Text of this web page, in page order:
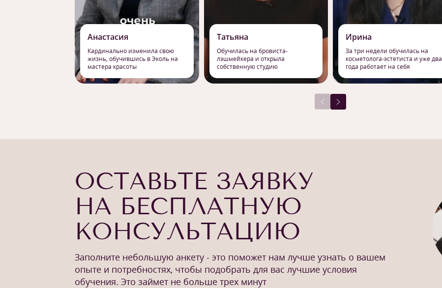
Анастасия
Кардинально изменила свою
жизнь, обучившись в Эколь на
мастера красоты
Татьяна
Обучилась на бровиста-
лэшмейкера и открыла
собственную студию
Ирина
За три недели обучилась на
косметолога-эстетиста и уже два
года работает на себя
ОСТАВЬТЕ ЗАЯВКУ
НА БЕСПЛАТНУЮ
КОНСУЛЬТАЦИЮ
Заполните небольшую анкету - это поможет нам лучше узнать о вашем
опыте и потребностях, чтобы подобрать для вас лучшие условия
обучения. Это займет не больше трех минут